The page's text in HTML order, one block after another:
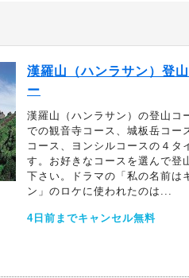
漢羅山（ハンラサン）登
ー
漢羅山（ハンラサン）の登山コ
での観音寺コース、城板岳コー
コース、ヨンシルコースの４タ
す。お好きなコースを選んで登
下さい。ドラマの「私の名前は
ン」のロケに使われたのは...
4日前までキャンセル無料